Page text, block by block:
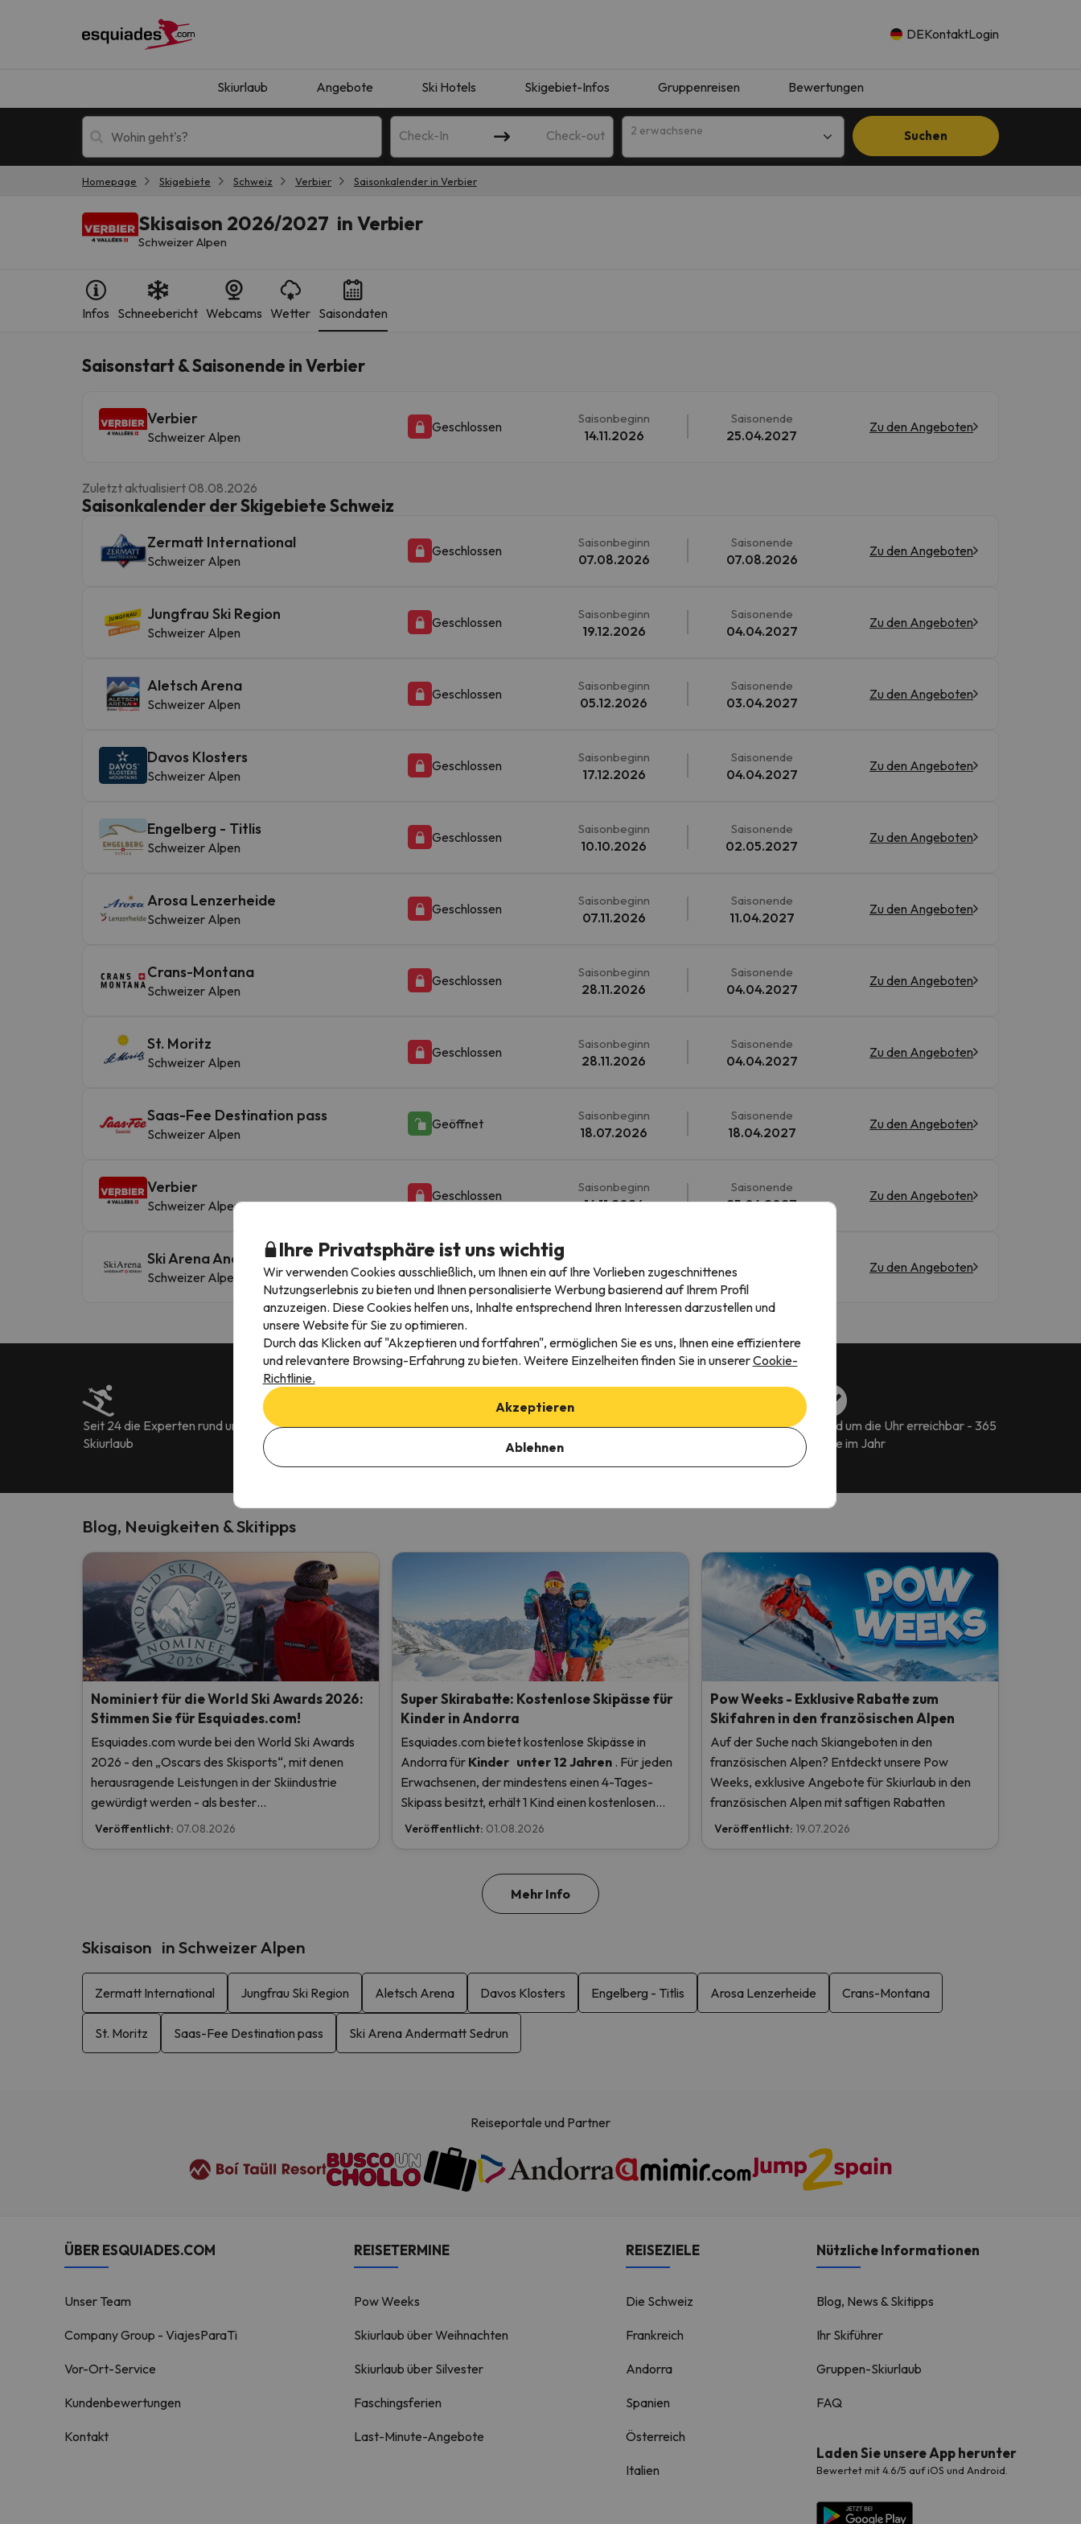
DEKontaktLogin
Skiurlaub Angebote Ski Hotels Skigebiet-Infos Gruppenreisen Bewertungen
Check-In Check-out 2 erwachsene Suchen
Es sieht so aus, als hätte sich unser Sucher verirrt. Sobald er seinen Kompass gefunden hat, wird er zurück sein.
Homepage Skigebiete Schweiz Verbier Saisonkalender in Verbier
Skisaison 2026/2027 in Verbier
Schweizer Alpen
Infos Schneebericht Webcams Wetter Saisondaten
Saisonstart & Saisonende in Verbier
Verbier
Schweizer Alpen
Geschlossen
Saisonbeginn
14.11.2026
Saisonende
25.04.2027
Zu den Angeboten
Zuletzt aktualisiert 08.08.2026
Saisonkalender der Skigebiete Schweiz
Zermatt International
Schweizer Alpen
Geschlossen
Saisonbeginn
07.08.2026
Saisonende
07.08.2026
Zu den Angeboten
Jungfrau Ski Region
Schweizer Alpen
Geschlossen
Saisonbeginn
19.12.2026
Saisonende
04.04.2027
Zu den Angeboten
Aletsch Arena
Schweizer Alpen
Geschlossen
Saisonbeginn
05.12.2026
Saisonende
03.04.2027
Zu den Angeboten
Davos Klosters
Schweizer Alpen
Geschlossen
Saisonbeginn
17.12.2026
Saisonende
04.04.2027
Zu den Angeboten
Engelberg - Titlis
Schweizer Alpen
Geschlossen
Saisonbeginn
10.10.2026
Saisonende
02.05.2027
Zu den Angeboten
Arosa Lenzerheide
Schweizer Alpen
Geschlossen
Saisonbeginn
07.11.2026
Saisonende
11.04.2027
Zu den Angeboten
Crans-Montana
Schweizer Alpen
Geschlossen
Saisonbeginn
28.11.2026
Saisonende
04.04.2027
Zu den Angeboten
St. Moritz
Schweizer Alpen
Geschlossen
Saisonbeginn
28.11.2026
Saisonende
04.04.2027
Zu den Angeboten
Saas-Fee Destination pass
Schweizer Alpen
Geöffnet
Saisonbeginn
18.07.2026
Saisonende
18.04.2027
Zu den Angeboten
Verbier
Schweizer Alpen
Geschlossen
Saisonbeginn
14.11.2026
Saisonende
25.04.2027
Zu den Angeboten
Ski Arena Andermatt Sedrun
Schweizer Alpen
Geschlossen
12.12.2026 04.04.2027
Zu den Angeboten
Siehe Daten in anderen Jahreszeiten
Seit 24 die Experten rund um
Skiurlaub
Mehr als 222.905
Bewertungen in 7 Sprachen
Die besten Angebote für
Skiurlaub in ganz Europa
Reibungslos und flexibel den
Rund um die Uhr erreichbar - 365
Tage im Jahr
Blog, Neuigkeiten & Skitipps
Nominiert für die World Ski Awards 2026:
Stimmen Sie für Esquiades.com!
Esquiades.com wurde bei den World Ski Awards
2026 - den „Oscars des Skisports“, mit denen
herausragende Leistungen in der Skiindustrie
gewürdigt werden - als bester
Skiurlaubveranstalter der Welt nominiert. Stimmen
Veröffentlicht: 07.08.2026
Super Skirabatte: Kostenlose Skipässe für
Kinder in Andorra
Esquiades.com bietet kostenlose Skipässe in
Andorrafür Kinder unter 12 Jahren . Für jeden
Erwachsenen, der mindestens einen 4-Tages-
Skipass besitzt, erhält 1 Kind einen kostenlosen
Skipass! Lesen Sie hier mehr.
Veröffentlicht: 01.08.2026
Pow Weeks - Exklusive Rabatte zum
Skifahren in den französischen Alpen
Auf der Suche nach Skiangeboten in den
französischen Alpen? Entdeckt unsere Pow
Weeks, exklusive Angebote für Skiurlaub in den
französischen Alpen mit saftigen Rabatten
Veröffentlicht: 19.07.2026
Mehr Info
Skisaison in Schweizer Alpen
Zermatt International Jungfrau Ski Region Aletsch Arena Davos Klosters Engelberg - Titlis Arosa Lenzerheide Crans-Montana
St. Moritz Saas-Fee Destination pass Ski Arena Andermatt Sedrun
Reiseportale und Partner
ÜBER ESQUIADES.COM
Unser Team
Company Group - ViajesParaTi
Vor-Ort-Service
Kundenbewertungen
Kontakt
REISETERMINE
Pow Weeks
Skiurlaub über Weihnachten
Skiurlaub über Silvester
Faschingsferien
Last-Minute-Angebote
REISEZIELE
Die Schweiz
Frankreich
Andorra
Spanien
Österreich
Italien
Nützliche Informationen
Blog, News & Skitipps
Ihr Skiführer
Gruppen-Skiurlaub
FAQ
Laden Sie unsere App herunter
Bewertet mit 4.6/5 auf iOS und Android.
Ihre Privatsphäre ist uns wichtig
Wir verwenden Cookies ausschließlich, um Ihnen ein auf Ihre Vorlieben zugeschnittenes
Nutzungserlebnis zu bieten und Ihnen personalisierte Werbung basierend auf Ihrem Profil
anzuzeigen. Diese Cookies helfen uns, Inhalte entsprechend Ihren Interessen darzustellen und
unsere Website für Sie zu optimieren.
Durch das Klicken auf "Akzeptieren und fortfahren", ermöglichen Sie es uns, Ihnen eine effizientere
und relevantere Browsing-Erfahrung zu bieten. Weitere Einzelheiten finden Sie in unsererCookie-
Richtlinie.
Akzeptieren
Ablehnen